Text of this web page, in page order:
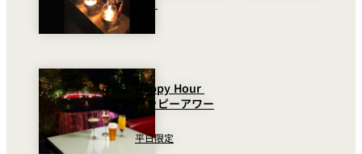
Happy Hour
ハッピーアワー
平日限定